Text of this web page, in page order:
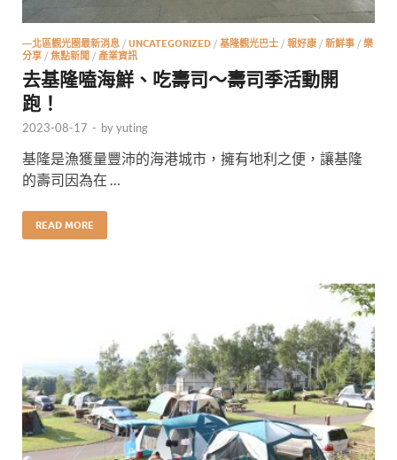
—北區觀光圈最新消息 / UNCATEGORIZED / 基隆觀光巴士 / 報好康 / 新鮮事 / 樂
分享 / 焦點新聞 / 產業資訊
去基隆嗑海鮮、吃壽司～壽司季活動開
跑！
2023-08-17 - byyuting
基隆是漁獲量豐沛的海港城市，擁有地利之便，讓基隆
的壽司因為在 …
READ MORE